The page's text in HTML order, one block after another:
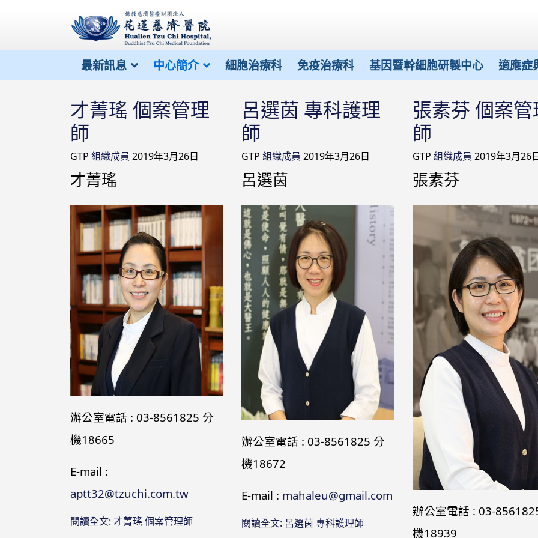
最新訊息 中心簡介 細胞治療科 免疫治療科 基因暨幹細胞研製中心 適應症
才菁瑤 個案管理
師
GTP 組織成員 2019年3月26日
才菁瑤
辦公室電話 : 03-8561825 分
機18665
E-mail :
aptt32@tzuchi.com.tw
閱讀全文: 才菁瑤 個案管理師
呂選茵 專科護理
師
GTP 組織成員 2019年3月26日
呂選茵
辦公室電話 : 03-8561825 分
機18672
E-mail : mahaleu@gmail.com
閱讀全文: 呂選茵 專科護理師
張素芬 個案管
師
GTP 組織成員 2019年3月26
張素芬
辦公室電話 : 03-
機18939